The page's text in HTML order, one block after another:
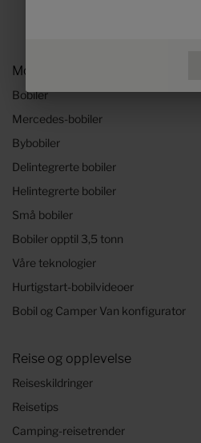
Modeller og teknologier
Bobiler
Mercedes-bobiler
Bybobiler
Delintegrerte bobiler
Helintegrerte bobiler
Små bobiler
Bobiler opptil 3,5 tonn
Våre teknologier
Hurtigstart-bobilvideoer
Bobil og Camper Van konfigurator
Reise og opplevelse
Reiseskildringer
Reisetips
Camping-reisetrender